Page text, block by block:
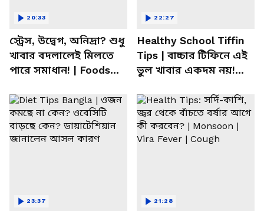
স্ট্রেস, উদ্বেগ, অনিদ্রা? শুধু
খাবার বদলালেই মিলতে
পারে সমাধান! | Foods
20:33
Healthy School Tiffin
Tips | বাচ্চার টিফিনে এই
ভুল খাবার একদম নয়!
22:27
23:37 21:28